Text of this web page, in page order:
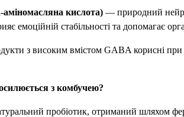
кислота) — природний
емоційній стабільності та допомагає
з високим вмістом GABA корисні при
з комбучею?
пробіотик, отриманий шляхом